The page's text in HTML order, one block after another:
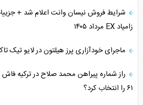
اهمیت راهبردی اردن برای آمریکا
پیام، ظرفیت بالفعل‌نشده تجارت ایران
همسویی عربستان با سنتکام علیه متحدان
ترامپ و توهم خلع سلاح حماس
شرایط فروش نیسان وانت اعلام شد +
زامیاد EX مرداد ۱۴۰۵
ماجرای خودآزاری پرز هیلتون در لایو تیک
راز شماره پیراهن محمد صلاح در ترکیه
۶۱ را انتخاب کرد؟